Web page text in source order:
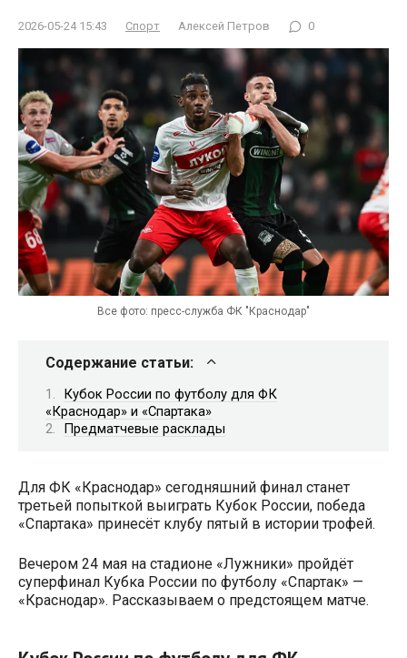
2026-05-24 15:43 Спорт Алексей Петров 0
Все фото: пресс-служба ФК "Краснодар"
Содержание статьи:
Кубок России по футболу для ФК
«Краснодар» и «Спартака»
Предматчевые расклады
Для ФК «Краснодар» сегодняшний финал станет
третьей попыткой выиграть Кубок России, победа
«Спартака» принесёт клубу пятый в истории трофей.
Вечером 24 мая на стадионе «Лужники» пройдёт
суперфинал Кубка России по футболу «Спартак» —
«Краснодар». Рассказываем о предстоящем матче.